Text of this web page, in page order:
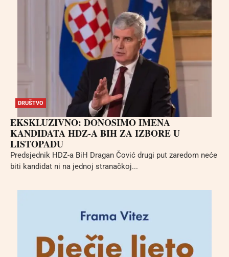
DRUŠTVO
EKSKLUZIVNO: DONOSIMO IMENA
KANDIDATA HDZ-A BIH ZA IZBORE U
LISTOPADU
Predsjednik HDZ-a BiH Dragan Čović drugi put zaredom neće
biti kandidat ni na jednoj stranačkoj...